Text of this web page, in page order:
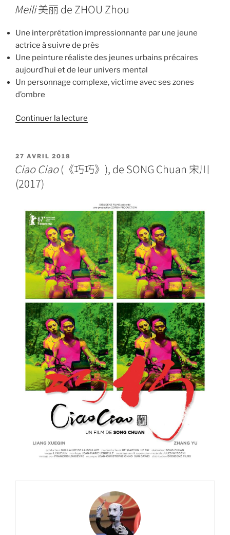
de
Shengwei »
LE
Meili美丽 de ZHOU Zhou
Une interprétation impressionnante par une jeune
actrice à suivre de près
Une peinture réaliste des jeunes urbains précaires
aujourd’hui et de leur univers mental
Un personnage complexe, victime avec ses zones
d’ombre
Continuer la lecture
de
PUBLIÉ
LE
27 AVRIL 2018
Ciao Ciao(《巧巧》), de SONG Chuan 宋川
(2017)